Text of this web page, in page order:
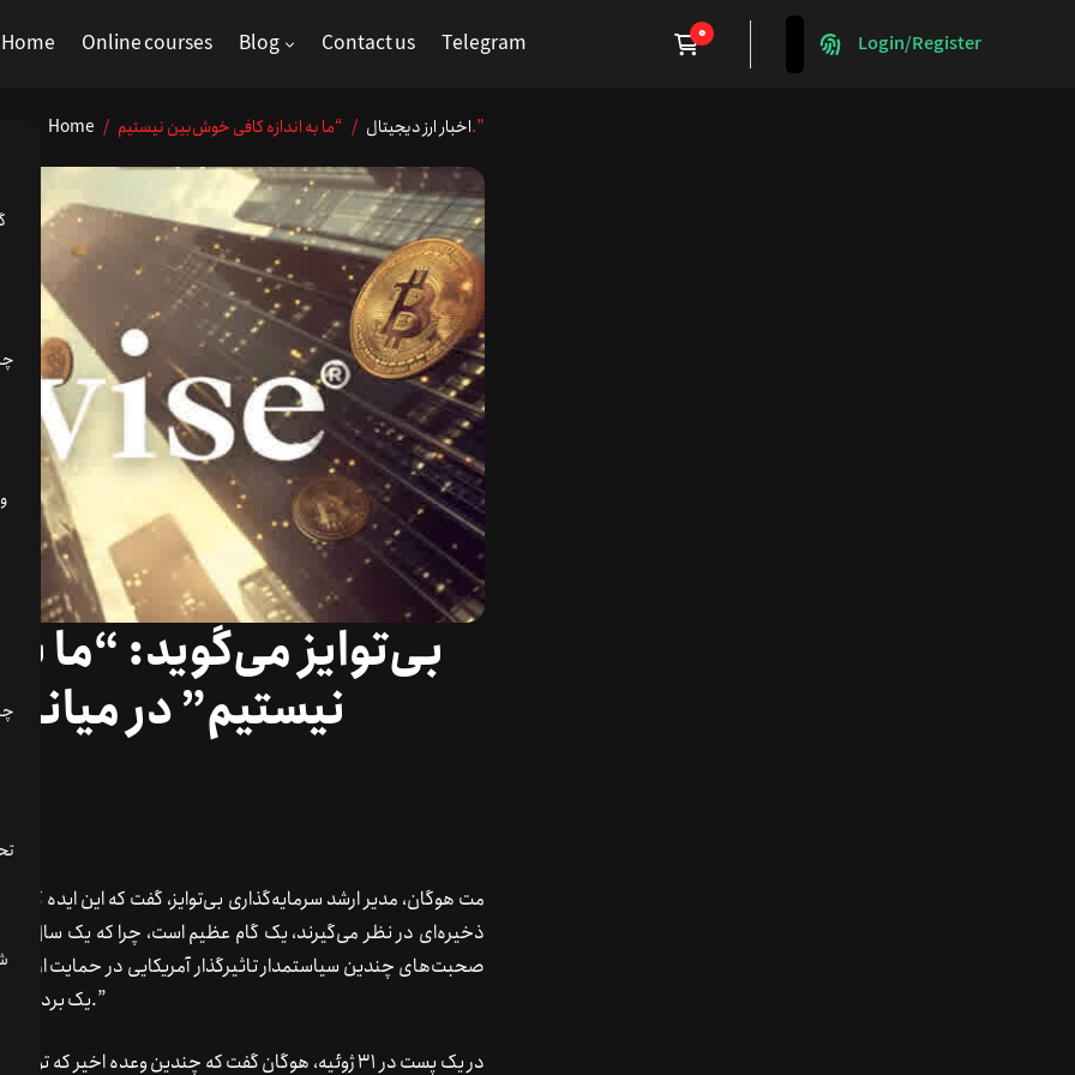
Home Online courses Blog Contact us Telegram Login/Register
Home / اخبار ارز دیجیتال/ “ما به اندازه کافی خوش‌بین نیستیم.”
بی‌توایز می‌گوید: “ما
نیستیم” در
مت هوگان، مدیر ارشد سرمایه‌گذاری بی‌توایز، گفت که این ایده که
ذخیره‌ای در نظر می‌گیرند، یک گام عظیم است، چرا که یک سال
صحبت‌های چندین سیاستمدار تاثیرگذار آمریکایی در حمایت از
یک برداشت بزرگ از آنجا خارج شد: “ما به اندازه کافی خوش‌بین نیستیم.”
در یک پست در ۳۱ ژوئیه، هوگان گفت که چندین وعده اخیر